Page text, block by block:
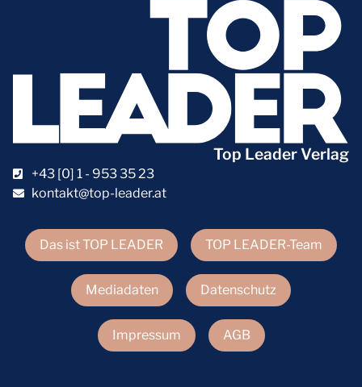
Das ist TOP LEADER TOP LEADER-Team
Mediadaten Datenschutz
Impressum AGB
Top Leader Verlag
+43 [0] 1 - 953 35 23
kontakt@top-leader.at